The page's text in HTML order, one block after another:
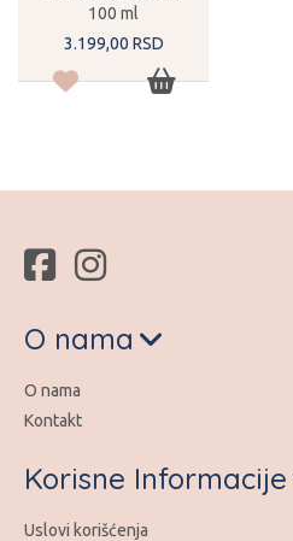
100 ml
3.199,00 RSD
O nama
O nama
Kontakt
Korisne Informacije
Uslovi korišćenja